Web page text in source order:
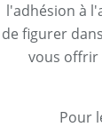
l'adhésion à
de figurer
vous offrir
Pour